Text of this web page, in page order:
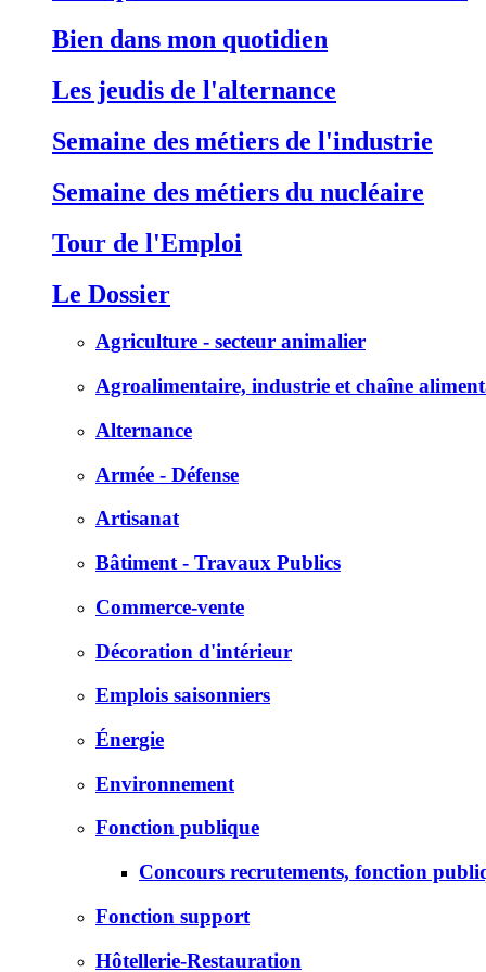
Bien dans mon quotidien
Les jeudis de l'alternance
Semaine des métiers de l'industrie
Semaine des métiers du nucléaire
Tour de l'Emploi
Le Dossier
Agriculture - secteur animalier
Agroalimentaire, industrie et chaîne
Alternance
Armée - Défense
Artisanat
Bâtiment - Travaux Publics
Commerce-vente
Décoration d'intérieur
Emplois saisonniers
Énergie
Environnement
Fonction publique
Concours recrutements, fonction
Fonction support
Hôtellerie-Restauration